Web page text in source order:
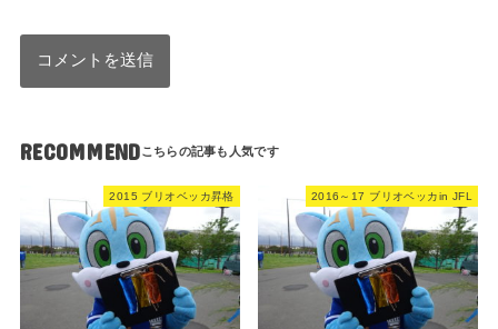
RECOMMEND
2015 ブリオベッカ昇格 2016～17 ブリオベッカin JFL